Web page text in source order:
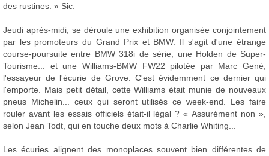
des rustines. » Sic.
Jeudi après-midi, se déroule une exhibition organisée conjointement
par les promoteurs du Grand Prix et BMW. Il s'agit d'une étrange
course-poursuite entre BMW 318i de série, une Holden de Super-
Tourisme... et une Williams-BMW FW22 pilotée par Marc Gené,
l'essayeur de l'écurie de Grove. C'est évidemment ce dernier qui
l'emporte. Mais petit détail, cette Williams était munie de nouveaux
pneus Michelin... ceux qui seront utilisés ce week-end. Les faire
rouler avant les essais officiels était-il légal ? « Assurément non »,
selon Jean Todt, qui en touche deux mots à Charlie Whiting...
Les écuries alignent des monoplaces souvent bien différentes de